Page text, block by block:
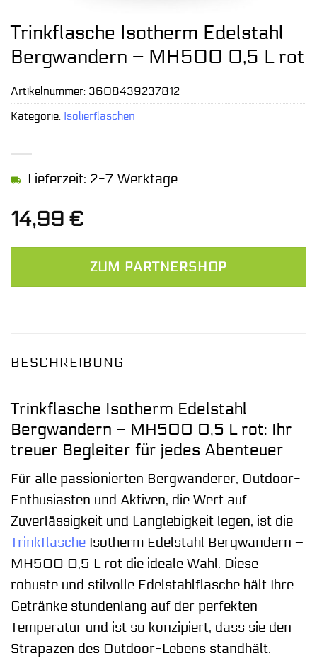
Trinkflasche Isotherm Edelstahl
Bergwandern – MH500 0,5 L rot
14,99 €
Lieferzeit: 2-7 Werktage
ZUM PARTNERSHOP
Artikelnummer: 3608439237812
Kategorie: Isolierflaschen
BESCHREIBUNG
Trinkflasche Isotherm Edelstahl
Bergwandern – MH500 0,5 L rot: Ihr
treuer Begleiter für jedes Abenteuer
Für alle passionierten Bergwanderer, Outdoor-
Enthusiasten und Aktiven, die Wert auf
Zuverlässigkeit und Langlebigkeit legen, ist die
Trinkflasche Isotherm Edelstahl Bergwandern –
MH500 0,5 L rot die ideale Wahl. Diese
robuste und stilvolle Edelstahlflasche hält Ihre
Getränke stundenlang auf der perfekten
Temperatur und ist so konzipiert, dass sie den
Strapazen des Outdoor-Lebens standhält.